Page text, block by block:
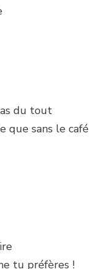
du tout
que sans le café
tu préfères !